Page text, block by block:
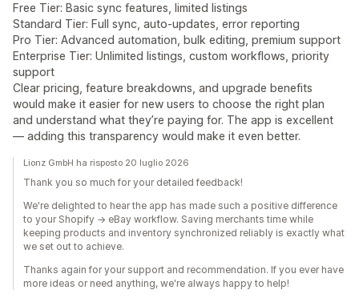
Free Tier: Basic sync features, limited listings
Standard Tier: Full sync, auto‑updates, error reporting
Pro Tier: Advanced automation, bulk editing, premium support
Enterprise Tier: Unlimited listings, custom workflows, priority
support
Clear pricing, feature breakdowns, and upgrade benefits
would make it easier for new users to choose the right plan
and understand what they’re paying for. The app is excellent
— adding this transparency would make it even better.
Lionz GmbH ha risposto 20 luglio 2026
Thank you so much for your detailed feedback!
We're delighted to hear the app has made such a positive difference
to your Shopify → eBay workflow. Saving merchants time while
keeping products and inventory synchronized reliably is exactly what
we set out to achieve.
Thanks again for your support and recommendation. If you ever have
more ideas or need anything, we're always happy to help!